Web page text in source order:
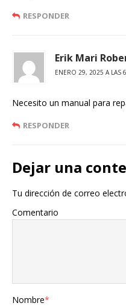
RESPONDER
Erik Mari
ENERO 29, 2025 A LAS
Necesito un manual para
RESPONDER
Dejar una
Tu dirección de correo
Comentario
Nombre*